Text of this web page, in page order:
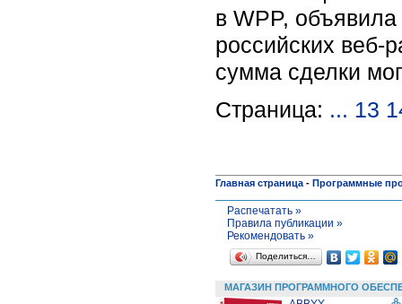
в WPP, объявила
российских веб-
сумма сделки
Страница: ... 13
Главная страница - Программные
Распечатать »
Правила публикации »
Рекомендовать »
Поделиться…
МАГАЗИН ПРОГРАММНОГО